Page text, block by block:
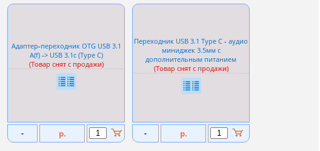
Адаптер-переходник OTG USB 3.1
A(f) -> USB 3.1c (Type C)
(Товар снят с продажи)
- р.
Переходник USB 3.1 Type C - аудио
миниджек 3.5мм с
дополнительным питанием
(Товар снят с продажи)
- р.